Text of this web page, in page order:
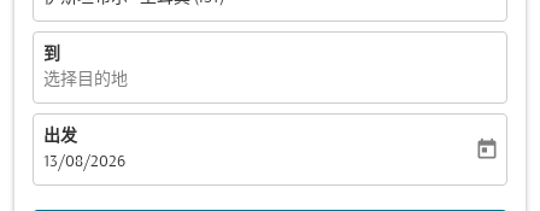
到
选择目的地
出发
fc-booking-departure-date-aria-label
13/08/2026
today